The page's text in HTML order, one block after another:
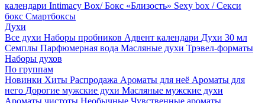
календари Intimacy Box/ Бокс «Близость» Sexy box / Секси
бокс Смартбоксы
Духи
Все духи Наборы пробников Адвент календари Духи 30 мл
Семплы Парфюмерная вода Масляные духи Трэвел-форматы
Наборы духов
По группам
Новинки Хиты Распродажа Ароматы для неё Ароматы для
него Дорогие мужские духи Масляные мужские духи
Ароматы чистоты Необычные Чувственные ароматы